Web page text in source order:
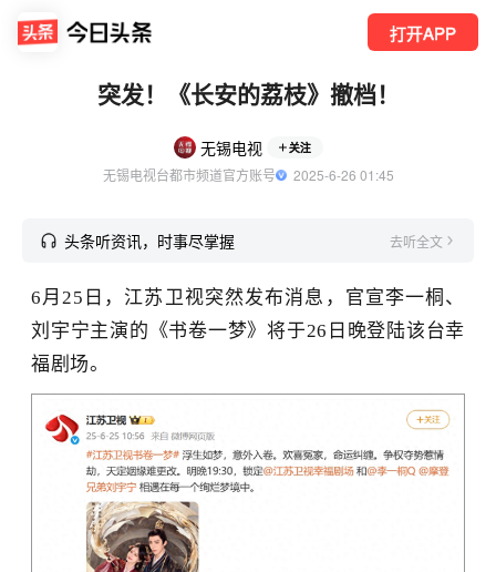
打开APP
突发！《长安的荔枝》撤档！
无锡电视 关注
无锡电视台都市频道官方账号
  2025-6-26 01:45
头条听资讯，时事尽掌握 去听全文
6月25日，江苏卫视突然发布消息，官宣李一桐、
刘宇宁主演的《书卷一梦》将于26日晚登陆该台幸
福剧场。